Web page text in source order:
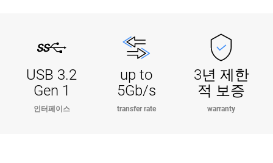
USB 3.2
Gen 1
인터페이스
up to
5Gb/s
transfer rate
3년 제한
적 보증
warranty